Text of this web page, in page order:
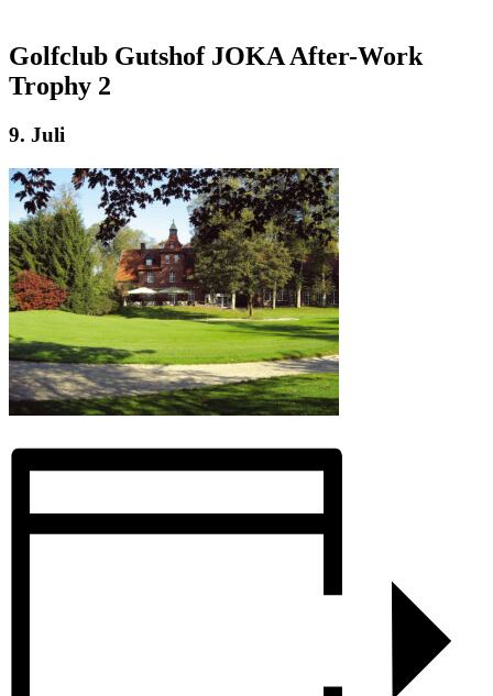
Golfclub Gutshof JOKA After-Work
Trophy 2
9. Juli